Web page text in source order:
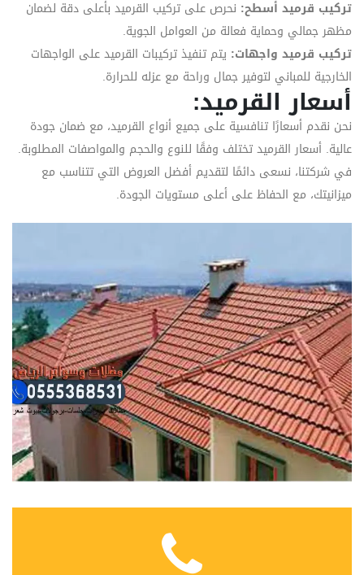
تركيب قرميد أسطح: نحرص على تركيب القرميد بأعلى دقة لضمان
مظهر جمالي وحماية فعالة من العوامل الجوية.
تركيب قرميد واجهات: يتم تنفيذ تركيبات القرميد على الواجهات
الخارجية للمباني لتوفير جمال وراحة مع عزله للحرارة.
أسعار القرميد:
نحن نقدم أسعارًا تنافسية على جميع أنواع القرميد، مع ضمان جودة
عالية. أسعار القرميد تختلف وفقًا للنوع والحجم والمواصفات المطلوبة.
في شركتنا، نسعى دائمًا لتقديم أفضل العروض التي تتناسب مع
ميزانيتك، مع الحفاظ على أعلى مستويات الجودة.